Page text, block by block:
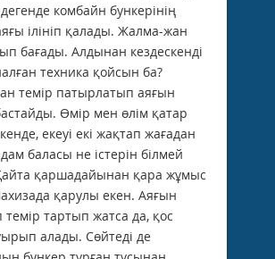
комбайн бункерінің
ілініп қалады. Жалма-жан
бағады. Алдынан кездескенді
техника қойсын ба?
темір патырлатып аяғын
Өмір мен өлім қатар
екеуі екі жақтап жағадан
баласы не істерін білмей
қаршадайынан қара жұмыс
қарулы екен. Аяғын
тартып жатса да, қос
алады. Сөйтеді де